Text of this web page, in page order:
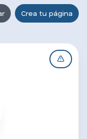
Crea tu página